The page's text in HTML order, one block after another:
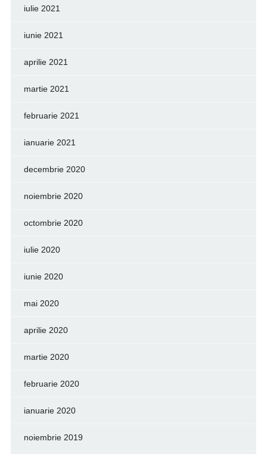
iulie 2021
iunie 2021
aprilie 2021
martie 2021
februarie 2021
ianuarie 2021
decembrie 2020
noiembrie 2020
octombrie 2020
iulie 2020
iunie 2020
mai 2020
aprilie 2020
martie 2020
februarie 2020
ianuarie 2020
noiembrie 2019